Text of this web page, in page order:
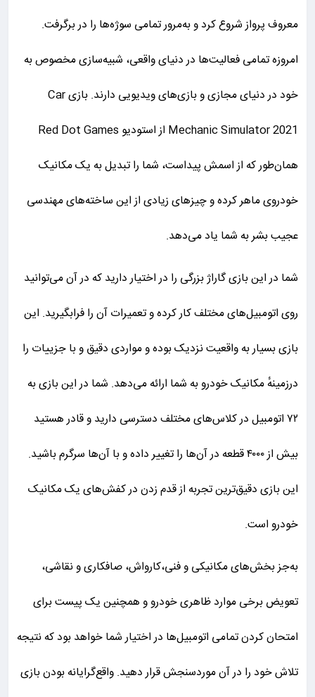
معروف پرواز شروع کرد و به‌مرور تمامی سوژه‌ها را در برگرفت.
امروزه تمامی فعالیت‌ها در دنیای واقعی، شبیه‌سازی مخصوص به
خود در دنیای مجازی و بازی‌های ویدیویی دارند. بازی Car
Mechanic Simulator 2021 از استودیو Red Dot Games
همان‌طور که از اسمش پیداست، شما را تبدیل به یک مکانیک
خودروی ماهر کرده و چیزهای زیادی از این ساخته‌های مهندسی
عجیب بشر به شما یاد می‌دهد.
شما در این بازی گاراژ بزرگی را در اختیار دارید که در آن می‌توانید
روی اتومبیل‌های مختلف کار کرده و تعمیرات آن را فرابگیرید. این
بازی بسیار به واقعیت نزدیک بوده و مواردی دقیق و با جزییات را
درزمینهٔ مکانیک خودرو به شما ارائه می‌دهد. شما در این بازی به
۷۲ اتومبیل در کلاس‌های مختلف دسترسی دارید و قادر هستید
بیش از ۴۰۰۰ قطعه در آن‌ها را تغییر داده و با آن‌ها سرگرم باشید.
این بازی دقیق‌ترین تجربه از قدم زدن در کفش‌های یک مکانیک
خودرو است.
به‌جز بخش‌های مکانیکی و فنی،کارواش، صافکاری و نقاشی،
تعویض برخی موارد ظاهری خودرو و همچنین یک پیست برای
امتحان کردن تمامی اتومبیل‌ها در اختیار شما خواهد بود که نتیجه
تلاش خود را در آن موردسنجش قرار دهید. واقع‌گرایانه بودن بازی